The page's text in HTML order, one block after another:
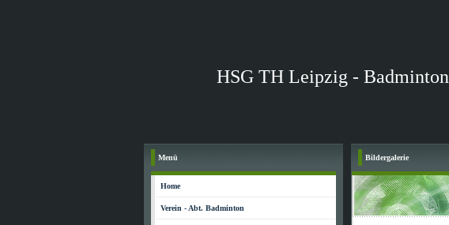
HSG TH Leipzig - Badminton
Menü
Home
Verein - Abt. Badminton
Bildergalerie